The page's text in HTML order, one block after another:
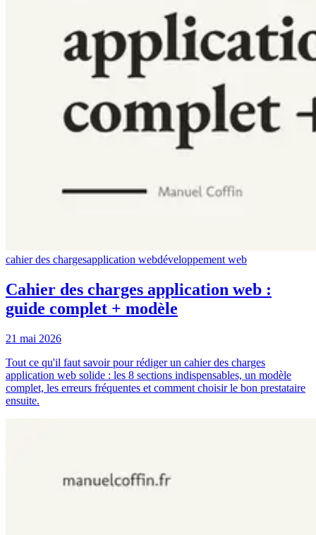
cahier des chargesapplication webdéveloppement web
Cahier des charges application web :
guide complet + modèle
21 mai 2026
Tout ce qu'il faut savoir pour rédiger un cahier des charges
application web solide : les 8 sections indispensables, un modèle
complet, les erreurs fréquentes et comment choisir le bon prestataire
ensuite.